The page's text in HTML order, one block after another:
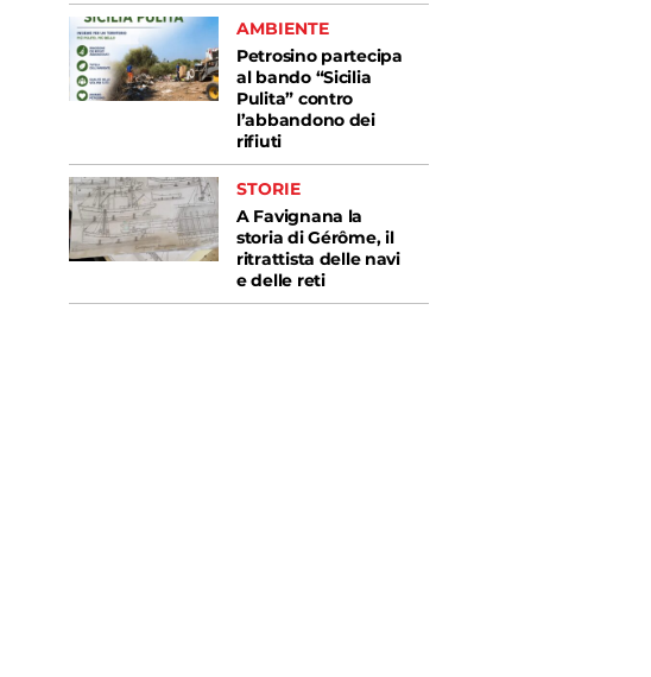
AMBIENTE
Petrosino partecipa
al bando “Sicilia
Pulita” contro
l’abbandono dei
rifiuti
STORIE
A Favignana la
storia di Gérôme, il
ritrattista delle navi
e delle reti